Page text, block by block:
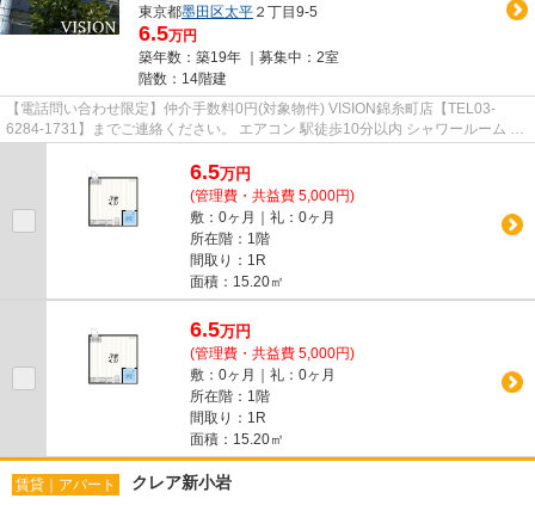
東京都墨田区太平 ２丁目9-5
6.5万円
築年数：築19年 ｜募集中： 2室
階数：14階建
【電話問い合わせ限定】仲介手数料0円(対象物件) VISION錦糸町店【TEL03-
6284-1731】までご連絡ください。 エアコン 駅徒歩10分以内 シャワールーム 宅
配ボックス 2沿線利用可
6.5万円
(管理費・共益費 5,000円)
敷：0ヶ月｜礼：0ヶ月
所在階：1階
間取り：1R
面積：15.20㎡
6.5万円
(管理費・共益費 5,000円)
敷：0ヶ月｜礼：0ヶ月
所在階：1階
間取り：1R
面積：15.20㎡
賃貸｜アパート クレア新小岩